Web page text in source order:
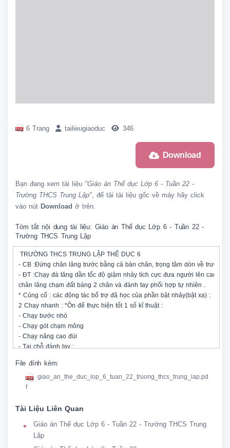
6 Trang tailieugiaoduc 346
Download
Bạn đang xem tài liệu "Giáo án Thể dục Lớp 6 - Tuần 22 -
Trường THCS Trung Lập", để tải tài liệu gốc về máy hãy click
vào nút Download ở trên.
Tóm tắt nội dung tài liệu: Giáo án Thể dục Lớp 6 - Tuần 22 -
Trường THCS Trung Lập
TRƯỜNG THCS TRUNG LẬP THỂ DỤC 6
- CB :Đứng chân lăng trước bằng cả bàn chân, trọng tâm dòn về trước
- ĐT :Chạy đà tăng dần tốc độ giậm nhảy tích cực đưa người lên cao ra
chân lăng chạm đất bàng 2 chân và đánh tay phối hợp tự nhiên .
* Củng cố : các động tác bổ trợ đã học của phần bật nhảy(bật xa) :
2 Chạy nhanh : *Ôn để thực hiện tốt 1 số kĩ thuật :
- Chạy bước nhỏ
- Chạy gót chạm mông
- Chạy nâng cao đùi
- Tại chỗ đánh tay :
+ Động tác :
C. Phần kết thúc :
1.Thả lỏng.
TRƯỜNG THCS TRUNG LẬP THỂ DỤC 6
- ĐT :Chạy đà tăng dần tốc độ giậm nhảy tích cực đưa người lên cao ra
chân lăng chạm đất bàng 2 chân và đánh tay phối hợp tự nhiên .
File đính kèm:
giao_an_the_duc_lop_6_tuan_22_truong_thcs_trung_lap.pd
f
Tài Liệu Liên Quan
Giáo án Thể dục Lớp 6 - Tuần 22 - Trường THCS Trung
Lập